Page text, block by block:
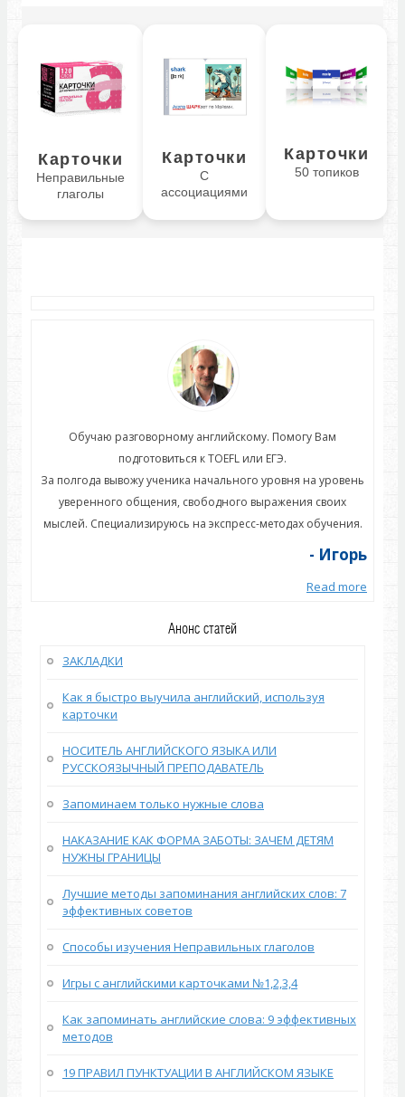
Карточки
Неправильные
глаголы
Карточки
С
ассоциациями
Карточки
50 топиков
Обучаю разговорному английскому. Помогу Вам
подготовиться к TOEFL или ЕГЭ.
За полгода вывожу ученика начального уровня на уровень
уверенного общения, свободного выражения своих
мыслей. Специализируюсь на экспресс-методах обучения.
- Игорь
Read more
Анонс статей
ЗАКЛАДКИ
Как я быстро выучила английский, используя
карточки
НОСИТЕЛЬ АНГЛИЙСКОГО ЯЗЫКА ИЛИ
РУССКОЯЗЫЧНЫЙ ПРЕПОДАВАТЕЛЬ
Запоминаем только нужные слова
НАКАЗАНИЕ КАК ФОРМА ЗАБОТЫ: ЗАЧЕМ ДЕТЯМ
НУЖНЫ ГРАНИЦЫ
Лучшие методы запоминания английских слов: 7
эффективных советов
Способы изучения Неправильных глаголов
Игры с английскими карточками №1,2,3,4
Как запоминать английские слова: 9 эффективных
методов
19 ПРАВИЛ ПУНКТУАЦИИ В АНГЛИЙСКОМ ЯЗЫКЕ